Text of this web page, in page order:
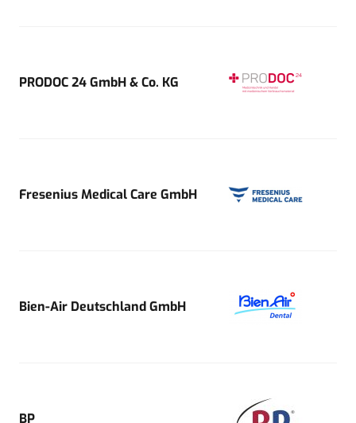
PRODOC 24 GmbH & Co. KG
Fresenius Medical Care GmbH
Bien-Air Deutschland GmbH
BP